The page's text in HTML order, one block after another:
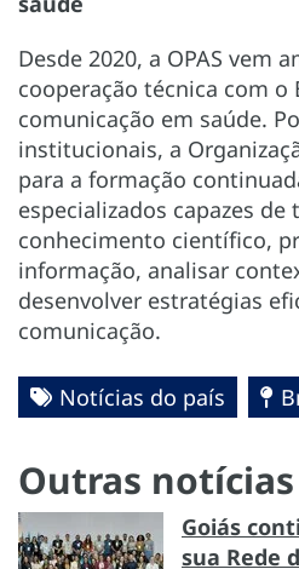
Desde 2020, a OPAS vem
cooperação técnica com o
comunicação em saúde.
institucionais, a
para a formação
especializados capazes de
conhecimento científico,
informação, analisar
desenvolver estratégias
comunicação.
Notícias do país
Outras notícias
Goiás
sua Rede